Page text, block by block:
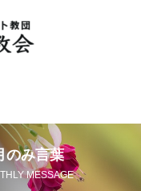
のみ言葉
MESSAGE